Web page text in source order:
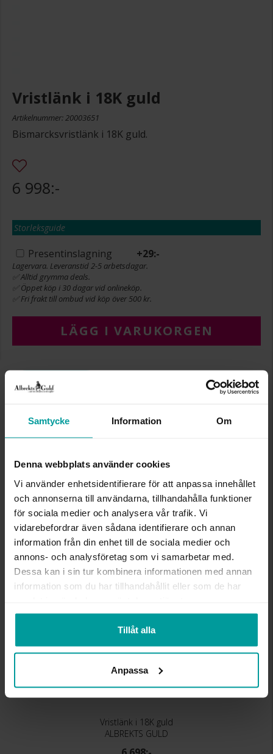
Samtycke Information Om
Denna webbplats använder cookies
Vi använder enhetsidentifierare för att anpassa innehållet
och annonserna till användarna, tillhandahålla funktioner
för sociala medier och analysera vår trafik. Vi
vidarebefordrar även sådana identifierare och annan
information från din enhet till de sociala medier och
annons- och analysföretag som vi samarbetar med.
Dessa kan i sin tur kombinera informationen med annan
information som du har tillhandahållit eller som de har
Tillåt alla
Anpassa
Vristlänk i 18K guld
Artikelnummer: 20003651
Bismarcksvristlänk i 18K guld.
6 998:-
Storleksguide
Presentinslagning +29:-
Lagervara. Leveranstid 2-5 arbetsdagar.
✅ Alltid grymma deals.
✅ Öppet köp i 30 dagar vid onlineköp.
✅ Fri frakt till ombud vid köp över 500 kr.
LÄGG I VARUKORGEN
INFO
HÖJD CA (MM)
0,8
LÄNGD CA (CM)
MATERIAL
Guld
ÄDELMETALL
18K Gold
KEDJEMODELL
Bismarck
VIKT CA (GRAM)
Liknande produkter
Vristlänk i 18K guld
ALBREKTS GULD